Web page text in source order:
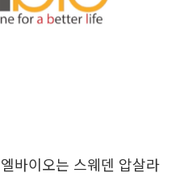
바이오는 스웨덴 압살라